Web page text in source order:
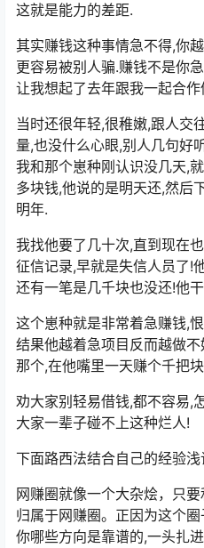
这就是能力的差距.
其实赚钱这种事情急不得,你
更容易被别人骗.赚钱不是你
让我想起了去年跟我一起合
当时还很年轻,很稚嫩,跟人交
量,也没什么心眼,别人几句好
我和那个崽种刚认识没几天,
多块钱,他说的是明天还,然后
明年.
我找他要了几十次,直到现在
征信记录,早就是失信人员了!
还有一笔是几千块也没还!他
这个崽种就是非常着急赚钱,
结果他越着急项目反而越做
那个,在他嘴里一天赚个千把
劝大家别轻易借钱,都不容易,
大家一辈子碰不上这种烂人!
下面路西法结合自己的经验
网赚圈就像一个大杂烩，只
归属于网赚圈。正因为这个
你哪些方向是靠谱的,一头扎